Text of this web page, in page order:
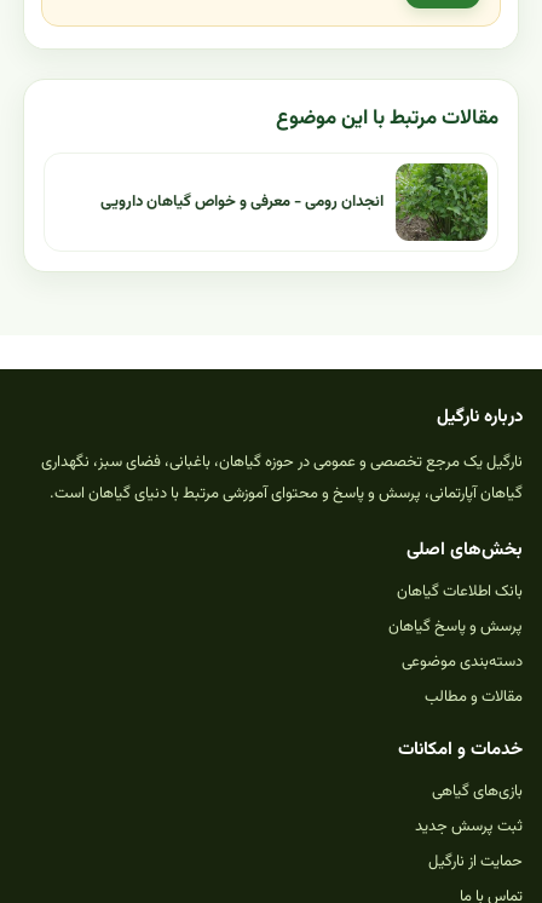
مقالات مرتبط با این موضوع
انجدان رومی - معرفی و خواص گیاهان دارویی
درباره نارگیل
نارگیل یک مرجع تخصصی و عمومی در حوزه گیاهان، باغبانی، فضای سبز، نگهداری
گیاهان آپارتمانی، پرسش و پاسخ و محتوای آموزشی مرتبط با دنیای گیاهان است.
بخش‌های اصلی
بانک اطلاعات گیاهان
پرسش و پاسخ گیاهان
دسته‌بندی موضوعی
مقالات و مطالب
خدمات و امکانات
بازی‌های گیاهی
ثبت پرسش جدید
حمایت از نارگیل
تماس با ما